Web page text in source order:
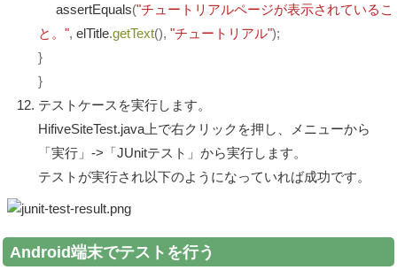
assertEquals("チュートリアルページが表示されているこ
と。", elTitle.getText(), "チュートリアル");
}
}
テストケースを実行します。
HifiveSiteTest.java上で右クリックを押し、メニューから
「実行」->「JUnitテスト」から実行します。
テストが実行され以下のようになっていれば成功です。
Android端末でテストを行う